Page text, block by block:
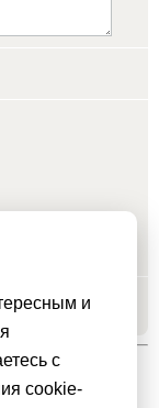
и
с
cookie-